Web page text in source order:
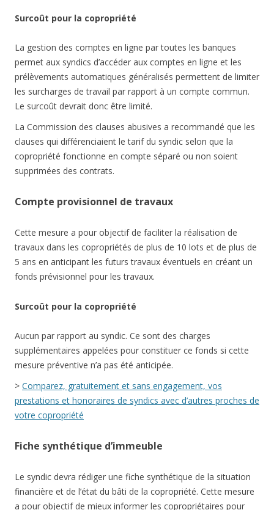
Surcoût pour la copropriété
La gestion des comptes en ligne par toutes les banques
permet aux syndics d’accéder aux comptes en ligne et les
prélèvements automatiques généralisés permettent de limiter
les surcharges de travail par rapport à un compte commun.
Le surcoût devrait donc être limité.
La Commission des clauses abusives a recommandé que les
clauses qui différenciaient le tarif du syndic selon que la
copropriété fonctionne en compte séparé ou non soient
supprimées des contrats.
Compte provisionnel de travaux
Cette mesure a pour objectif de faciliter la réalisation de
travaux dans les copropriétés de plus de 10 lots et de plus de
5 ans en anticipant les futurs travaux éventuels en créant un
fonds prévisionnel pour les travaux.
Surcoût pour la copropriété
Aucun par rapport au syndic. Ce sont des charges
supplémentaires appelées pour constituer ce fonds si cette
mesure préventive n’a pas été anticipée.
> Comparez, gratuitement et sans engagement, vos
prestations et honoraires de syndics avec d’autres proches de
votre copropriété
Fiche synthétique d’immeuble
Le syndic devra rédiger une fiche synthétique de la situation
financière et de l’état du bâti de la copropriété. Cette mesure
a pour objectif de mieux informer les copropriétaires pour